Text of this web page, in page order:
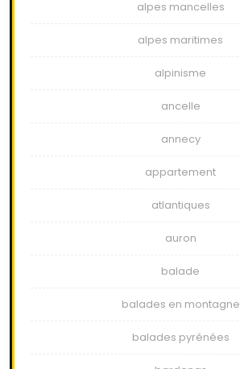
alpes mancelles
alpes maritimes
alpinisme
ancelle
annecy
appartement
atlantiques
auron
balade
balades en montagne
balades pyrénées